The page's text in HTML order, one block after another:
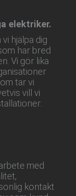
elektriker.
vi hjälpa dig
har bred
Vi gör lika
tar vi
vill vi
med
kontakt